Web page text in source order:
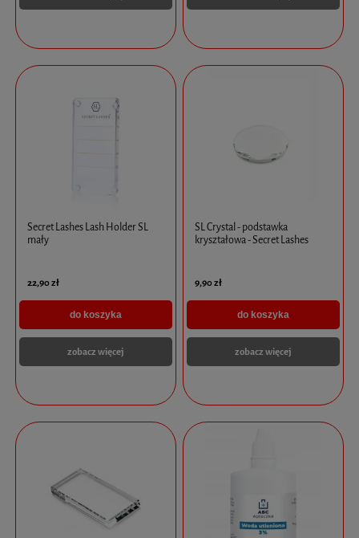
Secret Lashes Lash Holder SL
mały
22,90 zł
do koszyka
zobacz więcej
SL Crystal - podstawka
kryształowa - Secret Lashes
9,90 zł
do koszyka
zobacz więcej